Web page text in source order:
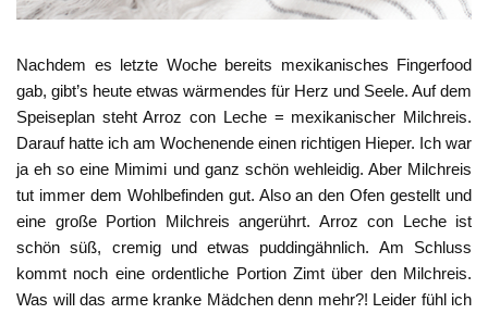
Nachdem es letzte Woche bereits mexikanisches Fingerfood
gab, gibt’s heute etwas wärmendes für Herz und Seele. Auf dem
Speiseplan steht Arroz con Leche = mexikanischer Milchreis.
Darauf hatte ich am Wochenende einen richtigen Hieper. Ich war
ja eh so eine Mimimi und ganz schön wehleidig. Aber Milchreis
tut immer dem Wohlbefinden gut. Also an den Ofen gestellt und
eine große Portion Milchreis angerührt. Arroz con Leche ist
schön süß, cremig und etwas puddingähnlich. Am Schluss
kommt noch eine ordentliche Portion Zimt über den Milchreis.
Was will das arme kranke Mädchen denn mehr?! Leider fühl ich